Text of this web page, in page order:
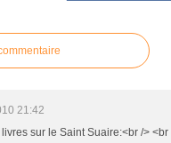
21:42
sur le Saint Suaire:<br />